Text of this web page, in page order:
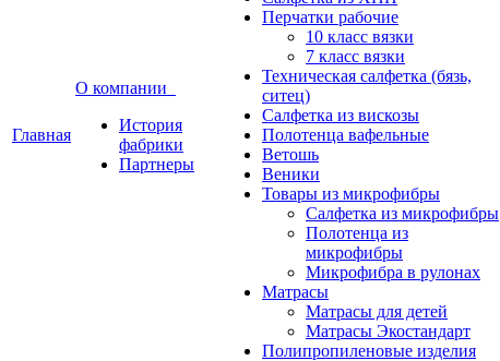
Главная
О компании
История
фабрики
Партнеры
Перчатки рабочие
10 класс вязки
7 класс вязки
Техническая салфетка (бязь,
ситец)
Салфетка из вискозы
Полотенца вафельные
Ветошь
Веники
Товары из микрофибры
Салфетка из микрофибры
Полотенца из
микрофибры
Микрофибра в рулонах
Матрасы
Матрасы для детей
Матрасы Экостандарт
Полипропиленовые изделия